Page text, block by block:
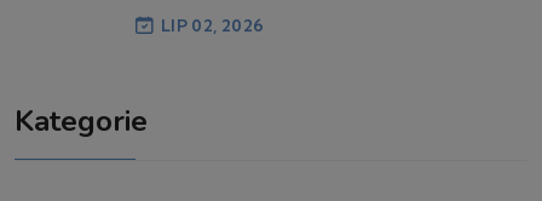
LIP 02, 2026
Kategorie